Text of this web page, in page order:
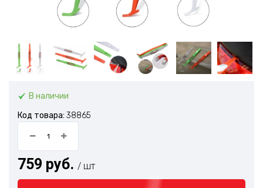
В наличии
Код товара: 38865
759 руб. / шт